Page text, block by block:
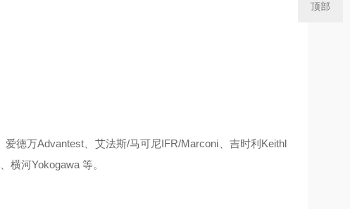
德万Advantest、艾法斯/马可尼IFR/Marconi、吉时利Keithl
横河Yokogawa 等。
顶部